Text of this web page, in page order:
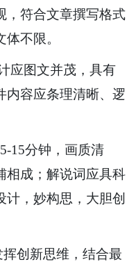
，符合文章撰写格式
不限。
应图文并茂，具有
内容应条理清晰、逻
15分钟，画质清
相成；解说词应具科
，妙构思，大胆创
创新思维，结合最